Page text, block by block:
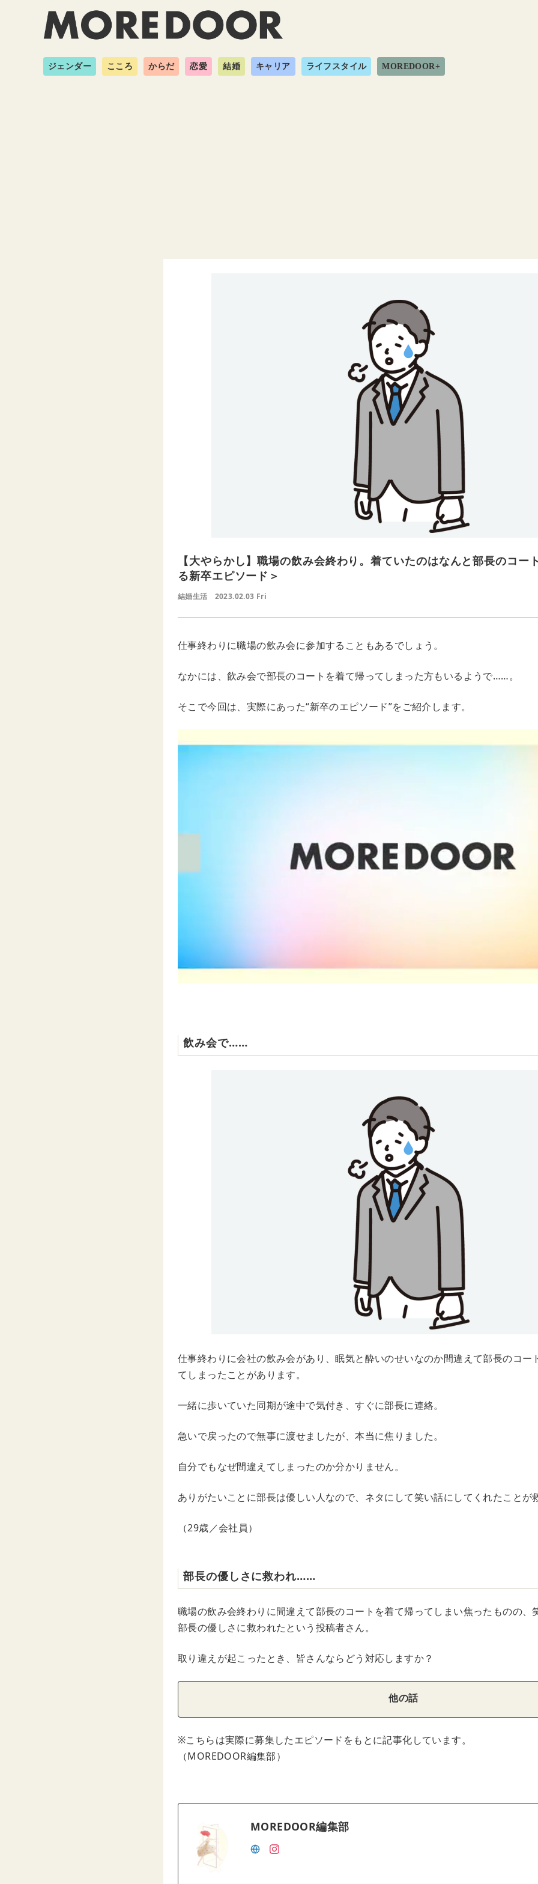
ジェンダー こころ からだ 恋愛 結婚 キャリア ライフスタイル MOREDOOR+
【大やらかし】職場の飲み会終わり。着ていたのはなんと部長のコー
る新卒エピソード＞
結婚生活 2023.02.03 Fri
仕事終わりに職場の飲み会に参加することもあるでしょう。
なかには、飲み会で部長のコートを着て帰ってしまった方もいるようで……。
そこで今回は、実際にあった“新卒のエピソード”をご紹介します。
飲み会で……
仕事終わりに会社の飲み会があり、眠気と酔いのせいなのか間違えて部長のコー
てしまったことがあります。
一緒に歩いていた同期が途中で気付き、すぐに部長に連絡。
急いで戻ったので無事に渡せましたが、本当に焦りました。
自分でもなぜ間違えてしまったのか分かりません。
ありがたいことに部長は優しい人なので、ネタにして笑い話にしてくれたことが
（29歳／会社員）
部長の優しさに救われ……
職場の飲み会終わりに間違えて部長のコートを着て帰ってしまい焦ったものの、
部長の優しさに救われたという投稿者さん。
取り違えが起こったとき、皆さんならどう対応しますか？
他の話
※こちらは実際に募集したエピソードをもとに記事化しています。
（MOREDOOR編集部）
MOREDOOR編集部